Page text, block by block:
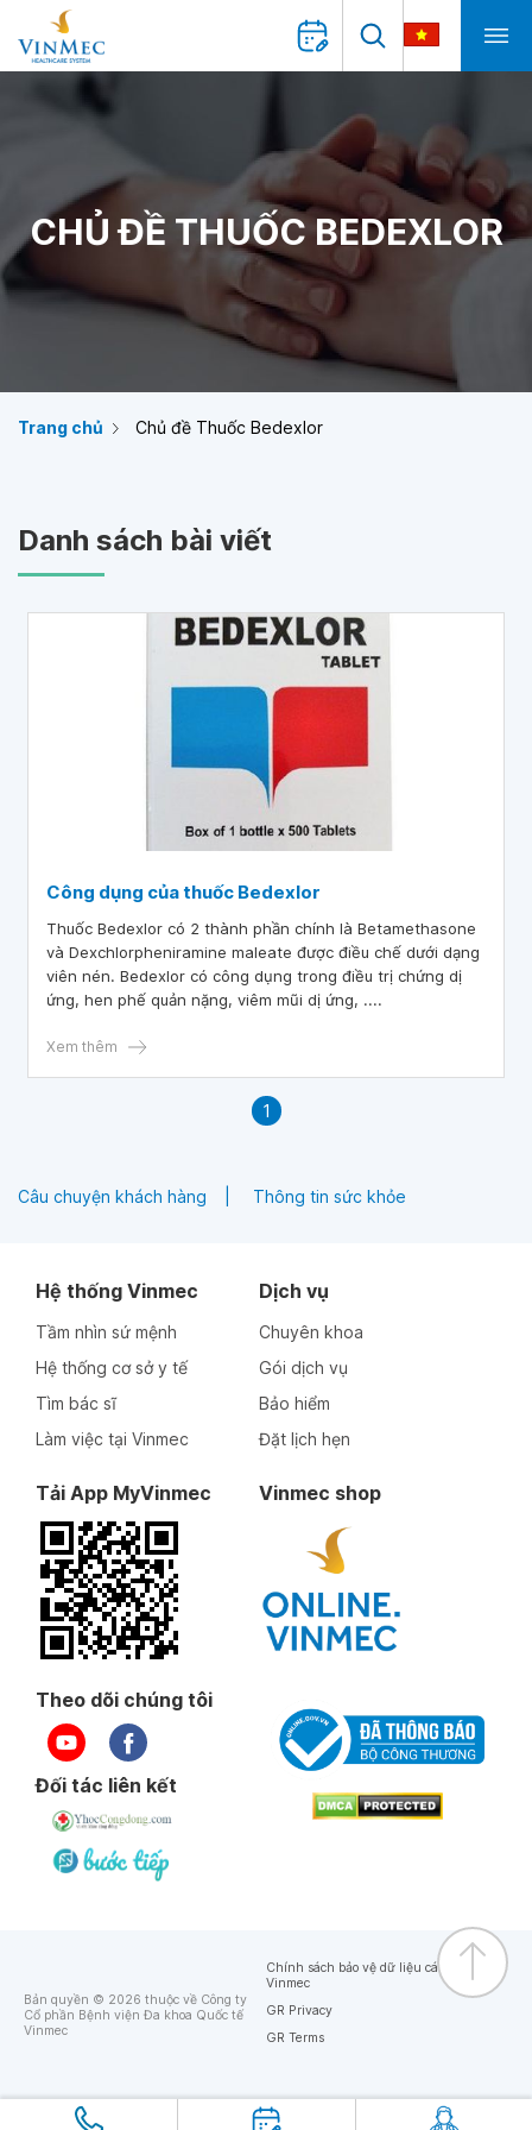
CHỦ ĐỀ THUỐC BEDEXLOR
Trang chủ Chủ đề Thuốc Bedexlor
Danh sách bài viết
Công dụng của thuốc Bedexlor
Thuốc Bedexlor có 2 thành phần chính là Betamethasone
và Dexchlorpheniramine maleate được điều chế dưới dạng
viên nén. Bedexlor có công dụng trong điều trị chứng dị
ứng, hen phế quản nặng, viêm mũi dị ứng, ....
Xem thêm
1
Câu chuyện khách hàng Thông tin sức khỏe
Hệ thống Vinmec
Tầm nhìn sứ mệnh
Hệ thống cơ sở y tế
Tìm bác sĩ
Làm việc tại Vinmec
Dịch vụ
Chuyên khoa
Gói dịch vụ
Bảo hiểm
Đặt lịch hẹn
Tải App MyVinmec Vinmec shop
Theo dõi chúng tôi
Đối tác liên kết
Bản quyền © 2026 thuộc về Công ty
Cổ phần Bệnh viện Đa khoa Quốc tế
Vinmec
Chính sách bảo vệ dữ liệu cá nhân của
Vinmec
GR Privacy
GR Terms